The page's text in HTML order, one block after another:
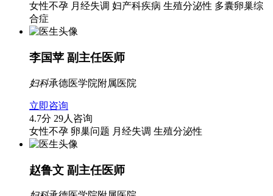
女性不孕 月经失调 妇产科疾病 生殖分泌性 多囊卵巢综
合症
李国苹 副主任医师
妇科承德医学院附属医院
立即咨询
4.7分 29人咨询
女性不孕 卵巢问题 月经失调 生殖分泌性
赵鲁文 副主任医师